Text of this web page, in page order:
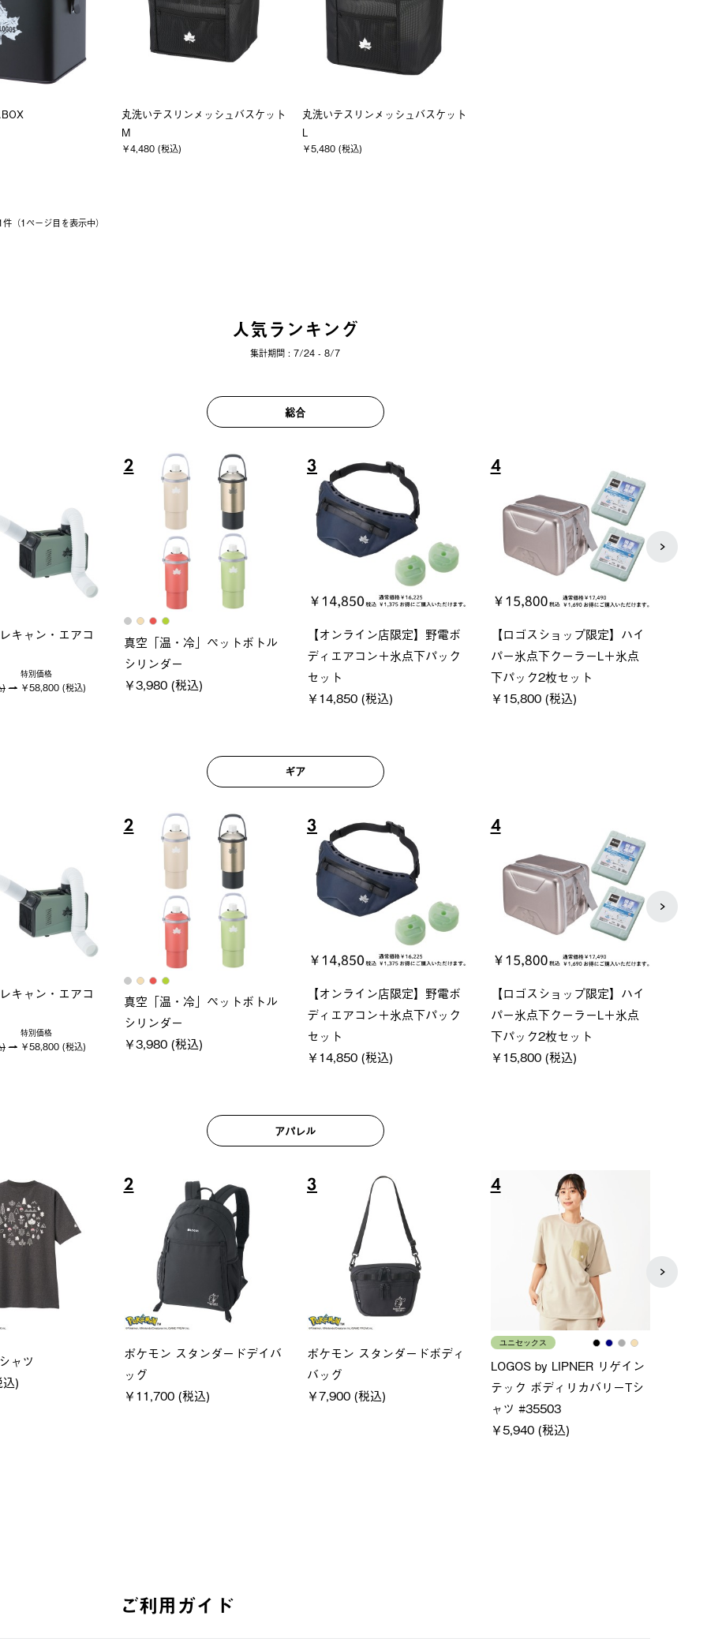
丸洗いテスリンメッシュバスケット
M
￥4,480 (税込)
丸洗いテスリンメッシュバスケット
L
￥5,480 (税込)
（1ページ⽬を表⽰中）
人気ランキング
集計期間 : 7/24 - 8/7
総合
ック 風抜きQセ
込)
6
ソーラーブロック 風抜きQセ
ットタープ 200-BG
￥18,800 (税込)
7
グランベーシック スペースベ
ース・オクタゴン-BJ
￥209,000 (税込)
8
Q-TOP ソーラーサンドブロッ
クサンシェード-BF
￥16,800 (税込)
ギア
ック 風抜きQセ
込)
6
ソーラーブロック 風抜きQセ
ットタープ 200-BG
￥18,800 (税込)
7
グランベーシック スペースベ
ース・オクタゴン-BJ
￥209,000 (税込)
8
Q-TOP ソーラーサンドブロッ
クサンシェード-BF
￥16,800 (税込)
アパレル
ーディ
)
6
LOGOS by LIPNER リゲイン
テック ボディリカバリーショ
ーツ #35504
7
ＵＶサムホールジップフーデ
通常価格 特別価格
8
メンズ
クールタッチリラックスパン
ツ
￥5,500 (税込)
ご利用ガイド